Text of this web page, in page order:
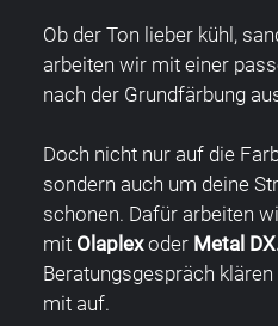
Ob der Ton lieber kühl,
arbeiten wir mit einer
nach der Grundfärbung
Doch nicht nur auf die
sondern auch um deine
schonen. Dafür arbeiten
mit Olaplexoder Metal
Beratungsgespräch
mit auf.